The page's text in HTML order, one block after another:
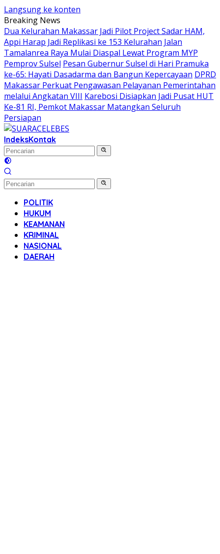
Langsung ke konten
Breaking News
Dua Kelurahan Makassar Jadi Pilot Project Sadar HAM,
Appi Harap Jadi Replikasi ke 153 Kelurahan Jalan
Tamalanrea Raya Mulai Diaspal Lewat Program MYP
Pemprov Sulsel Pesan Gubernur Sulsel di Hari Pramuka
ke-65: Hayati Dasadarma dan Bangun Kepercayaan DPRD
Makassar Perkuat Pengawasan Pelayanan Pemerintahan
melalui Angkatan VIII Karebosi Disiapkan Jadi Pusat HUT
Ke-81 RI, Pemkot Makassar Matangkan Seluruh
Persiapan
IndeksKontak
POLITIK
HUKUM
KEAMANAN
KRIMINAL
NASIONAL
DAERAH